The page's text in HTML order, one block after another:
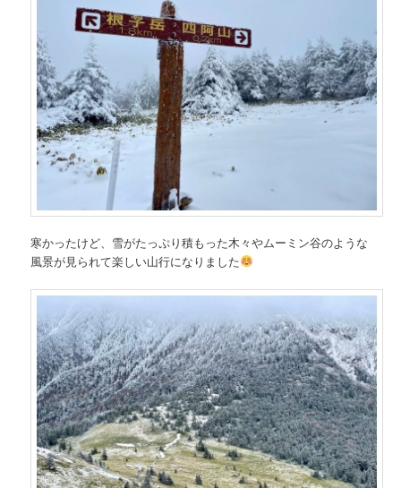
寒かったけど、雪がたっぷり積もった木々やムーミン谷のような
風景が見られて楽しい山行になりました